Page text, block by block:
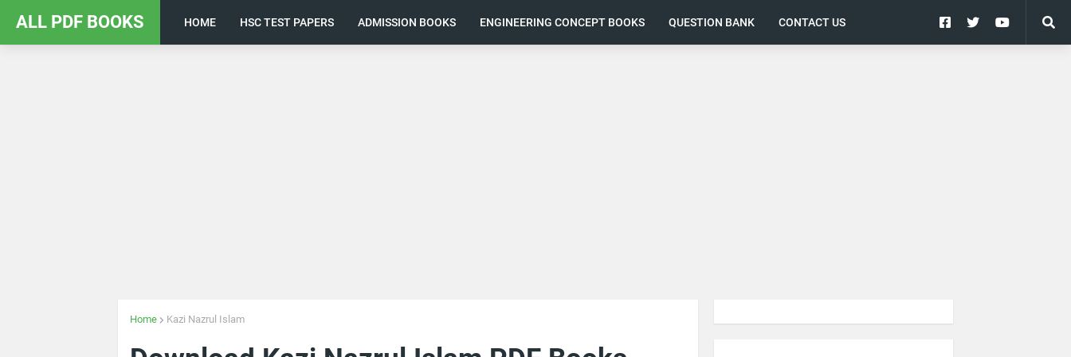
ALL PDF BOOKS HOME HSC TEST PAPERS ADMISSION BOOKS ENGINEERING CONCEPT BOOKS QUESTION BANK CONTACT US
Home Kazi Nazrul Islam